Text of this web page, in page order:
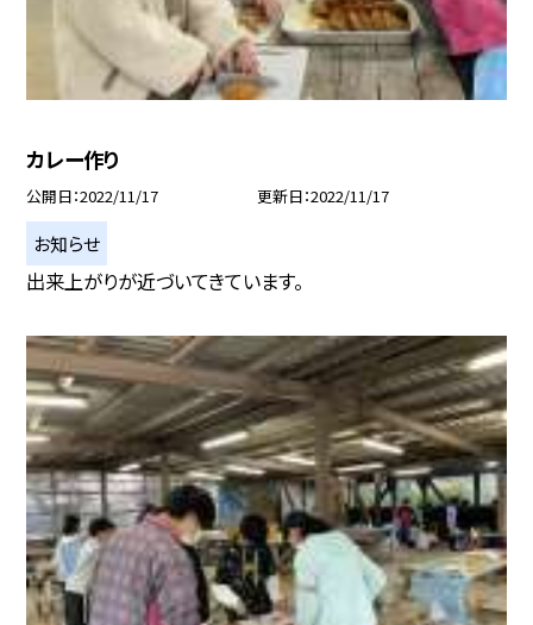
カレー作り
公開日 2022/11/17 更新日 2022/11/17
お知らせ
出来上がりが近づいてきています。